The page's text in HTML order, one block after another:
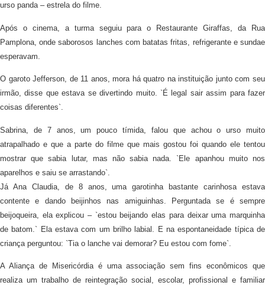
urso panda – estrela do filme.
Após o cinema, a turma seguiu para o Restaurante Giraffas, da Rua
Pamplona, onde saborosos lanches com batatas fritas, refrigerante e sundae
esperavam.
O garoto Jefferson, de 11 anos, mora há quatro na instituição junto com seu
irmão, disse que estava se divertindo muito. `É legal sair assim para fazer
coisas diferentes`.
Sabrina, de 7 anos, um pouco tímida, falou que achou o urso muito
atrapalhado e que a parte do filme que mais gostou foi quando ele tentou
mostrar que sabia lutar, mas não sabia nada. `Ele apanhou muito nos
aparelhos e saiu se arrastando`.
Já Ana Claudia, de 8 anos, uma garotinha bastante carinhosa estava
contente e dando beijinhos nas amiguinhas. Perguntada se é sempre
beijoqueira, ela explicou – `estou beijando elas para deixar uma marquinha
de batom.` Ela estava com um brilho labial. E na espontaneidade típica de
criança perguntou: `Tia o lanche vai demorar? Eu estou com fome`.
A Aliança de Misericórdia é uma associação sem fins econômicos que
realiza um trabalho de reintegração social, escolar, profissional e familiar